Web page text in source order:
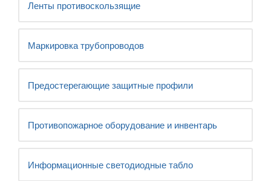
Ленты противоскользящие
Маркировка трубопроводов
Предостерегающие защитные профили
Противопожарное оборудование и инвентарь
Информационные светодиодные табло